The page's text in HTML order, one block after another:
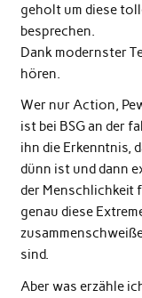
geholt um diese
besprechen.
Dank modernster
hören.
Wer nur Action,
ist bei BSG an der
ihn die Erkenntnis,
dünn ist und dann
der Menschlichkeit
genau diese
sind.
Aber was erzähle